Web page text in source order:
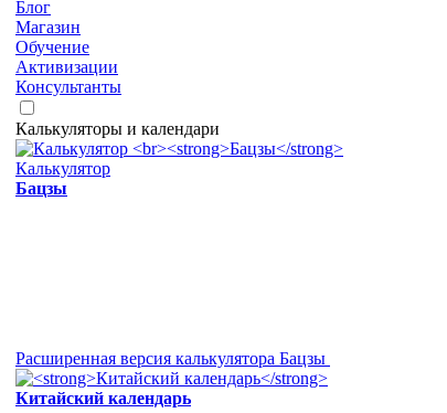
Блог
Магазин
Обучение
Активизации
Консультанты
Калькуляторы и календари
Калькулятор
Бацзы
Расширенная версия калькулятора Бацзы
Китайский календарь